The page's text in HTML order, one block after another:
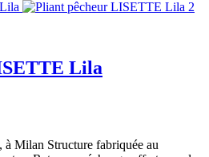
Lila
Milan Structure fabriquée au